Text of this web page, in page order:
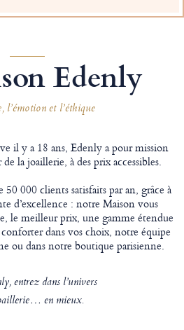
Edenly
l’émotion et l’éthique
il y a 18 ans, Edenly a pour mission
la joaillerie, à des prix accessibles.
000 clients satisfaits par an, grâce à
d’excellence : notre Maison vous
le meilleur prix, une gamme étendue
dans vos choix, notre équipe
ou dans notre boutique parisienne.
entrez dans l’univers
en mieux.